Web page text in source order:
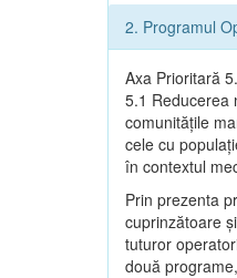
2. Programul
Axa Prioritară
5.1 Reducerea
comunitățile
cele cu
în contextul
Prin prezenta
cuprinzătoare
tuturor
două